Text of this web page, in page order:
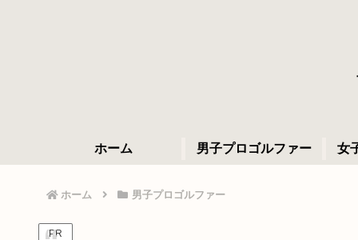
ホーム 男子プロゴルファー 女
ホーム 男子プロゴルファー
PR